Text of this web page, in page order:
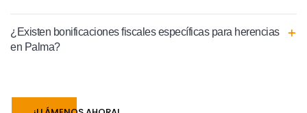
¿Existen bonificaciones fiscales específicas para herencias
en Palma?